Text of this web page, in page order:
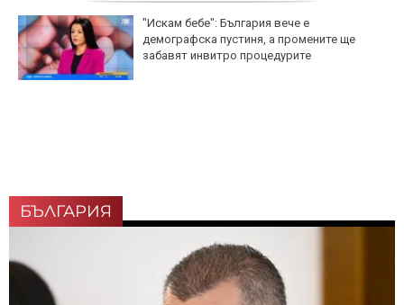
"Искам бебе": България вече е
демографска пустиня, а промените ще
забавят инвитро процедурите
БЪЛГАРИЯ